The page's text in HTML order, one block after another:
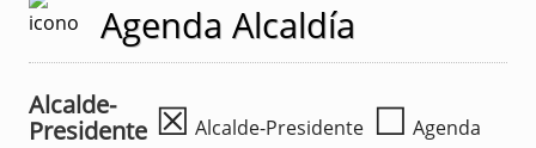
Agenda Alcaldía
Alcalde-
Presidente ☒ Alcalde-Presidente ☐ Agenda